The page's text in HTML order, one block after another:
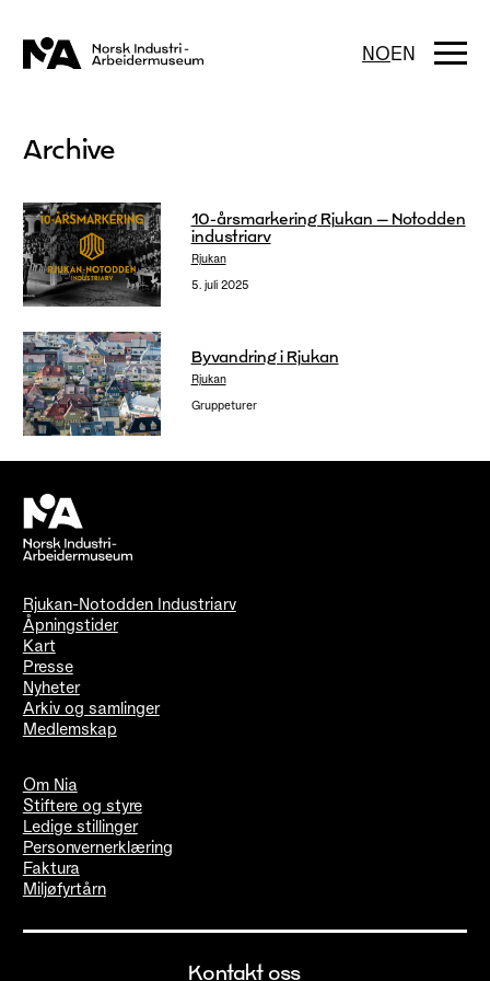
innhold
NOEN
Archive
10-årsmarkering Rjukan – Notodden
industriarv
Rjukan
5. juli 2025
Byvandring i Rjukan
Rjukan
Gruppeturer
Rjukan-Notodden Industriarv
Åpningstider
Kart
Presse
Nyheter
Arkiv og samlinger
Medlemskap
Om Nia
Stiftere og styre
Ledige stillinger
Personvernerklæring
Faktura
Miljøfyrtårn
Kontakt oss